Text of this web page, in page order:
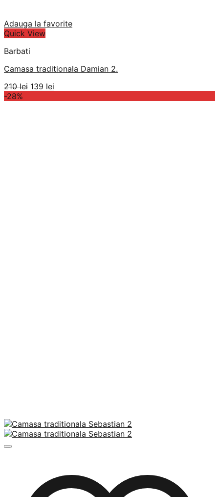
Adauga la favorite
Quick View
Barbati
Camasa traditionala Damian 2.
210lei Prețul
139 lei
-28%